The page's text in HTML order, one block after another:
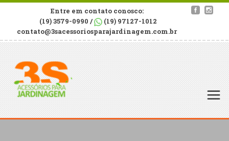
Entre em contato conosco:
(19) 3579-0990 /
(19) 97127-1012
contato@3sacessoriosparajardinagem.com.br